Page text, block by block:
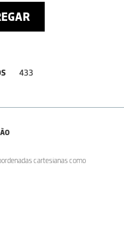
433
cartesianas como